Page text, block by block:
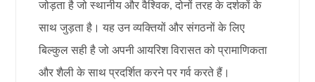
जोड़ता है जो स्थानीय और वैश्विक, दोनों तरह के दर्शकों के
साथ जुड़ता है। यह उन व्यक्तियों और संगठनों के लिए
बिल्कुल सही है जो अपनी आयरिश विरासत को प्रामाणिकता
और शैली के साथ प्रदर्शित करने पर गर्व करते हैं।